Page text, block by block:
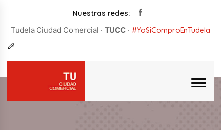
Nuestras redes:
Tudela Ciudad Comercial · TUCC · #YoSiComproEnTudela